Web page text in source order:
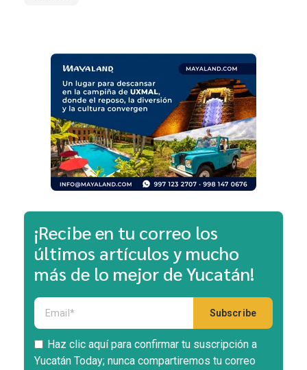
¡Recibe en tu correo los
últimos artículos y mucho
más de lo mejor de Yucatán!
Haz clic aquí para confirmar tu suscripción a
Yucatán Today; nunca compartiremos tu correo